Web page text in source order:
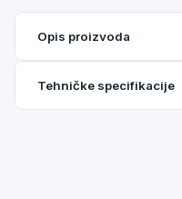
Opis proizvoda
Tehničke specifikacije